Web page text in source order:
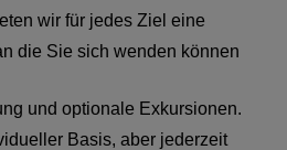
wir für jedes Ziel eine
die Sie sich wenden können
und optionale Exkursionen.
Basis, aber jederzeit